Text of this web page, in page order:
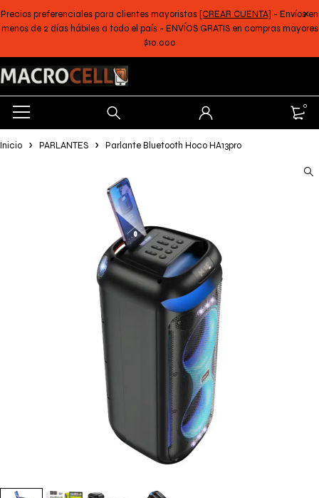
Precios preferenciales para clientes mayoristas [CREAR CUENTA] - Envíos en
menos de 2 días hábiles a todo el país - ENVÍOS GRATIS en compras mayores
$10.000
0
Inicio PARLANTES Parlante Bluetooth Hoco HA13pro